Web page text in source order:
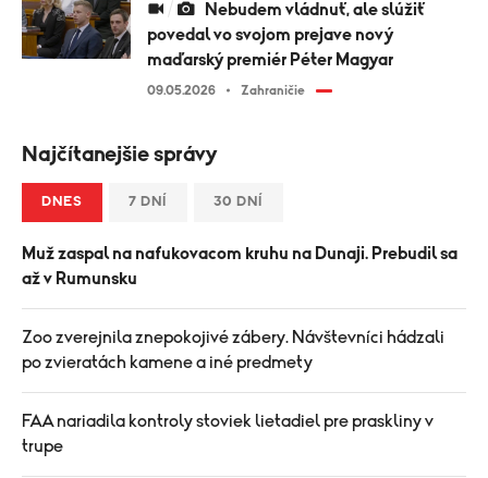
povedal vo svojom prejave nový
maďarský premiér Péter Magyar
09.05.2026 Zahraničie
Najčítanejšie správy
DNES 7 DNÍ 30 DNÍ
Muž zaspal na nafukovacom kruhu na Dunaji. Prebudil sa
až v Rumunsku
Zoo zverejnila znepokojivé zábery. Návštevníci hádzali
po zvieratách kamene a iné predmety
FAA nariadila kontroly stoviek lietadiel pre praskliny v
trupe